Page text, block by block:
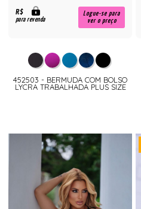
R$
para revenda
Logue-se para
ver o preço
452503 - BERMUDA COM BOLSO
LYCRA TRABALHADA PLUS SIZE